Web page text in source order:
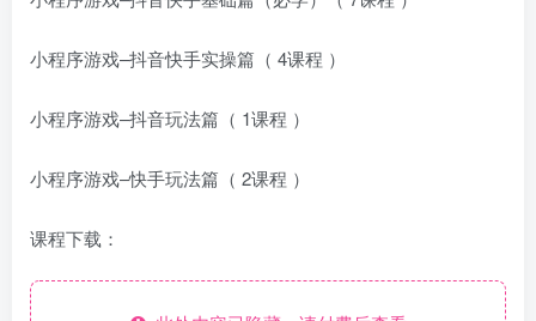
小程序游戏–抖音快手实操篇（ 4课程 ）
小程序游戏–抖音玩法篇（ 1课程 ）
小程序游戏–快手玩法篇（ 2课程 ）
课程下载：